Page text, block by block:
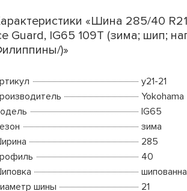
«Шина 285/40
Guard, IG65 109T (зима; шип;
)»
y21-21
Yokohama
IG65
зима
285
40
шины
21